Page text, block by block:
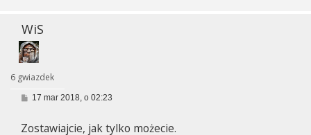
WiS
6 gwiazdek
P
t
17 mar 2018, o 02:23
Zostawiajcie, jak tylko możecie.